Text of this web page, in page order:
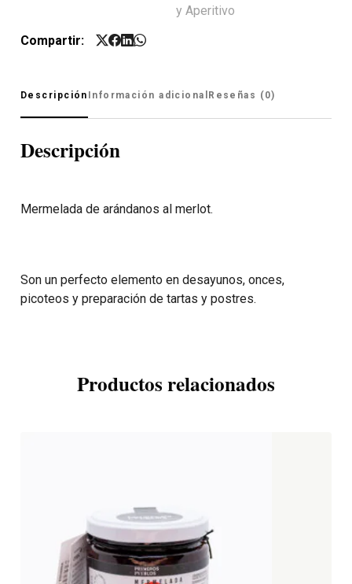
y Aperitivo
Compartir:
Descripción Información adicional Reseñas (0)
Descripción
Mermelada de arándanos al merlot.
Son un perfecto elemento en desayunos, onces,
picoteos y preparación de tartas y postres.
Productos relacionados